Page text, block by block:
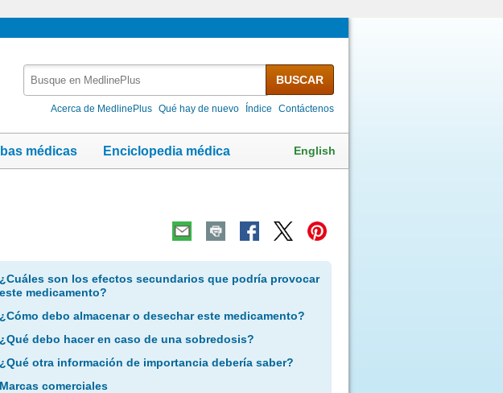
MedlinePlus
BUSCAR
Acerca de MedlinePlus Qué hay de nuevo Índice Contáctenos
médicas Enciclopedia médica English
¿Cuáles son los efectos secundarios que podría provocar
este medicamento?
¿Cómo debo almacenar o desechar este medicamento?
¿Qué debo hacer en caso de una sobredosis?
¿Qué otra información de importancia debería saber?
Marcas comerciales